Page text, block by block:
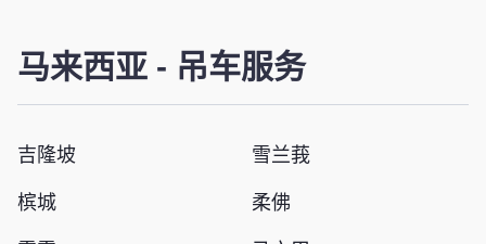
马来西亚 - 吊车服务
吉隆坡 雪兰莪
槟城 柔佛